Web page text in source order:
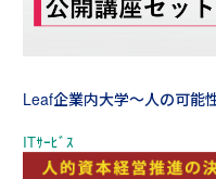
Leaf企業内大学～人の可能